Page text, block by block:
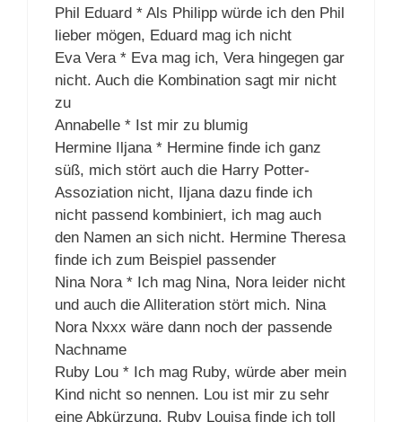
Phil Eduard * Als Philipp würde ich den Phil
lieber mögen, Eduard mag ich nicht
Eva Vera * Eva mag ich, Vera hingegen gar
nicht. Auch die Kombination sagt mir nicht
zu
Annabelle * Ist mir zu blumig
Hermine Iljana * Hermine finde ich ganz
süß, mich stört auch die Harry Potter-
Assoziation nicht, Iljana dazu finde ich
nicht passend kombiniert, ich mag auch
den Namen an sich nicht. Hermine Theresa
finde ich zum Beispiel passender
Nina Nora * Ich mag Nina, Nora leider nicht
und auch die Alliteration stört mich. Nina
Nora Nxxx wäre dann noch der passende
Nachname
Ruby Lou * Ich mag Ruby, würde aber mein
Kind nicht so nennen. Lou ist mir zu sehr
eine Abkürzung, Ruby Louisa finde ich toll